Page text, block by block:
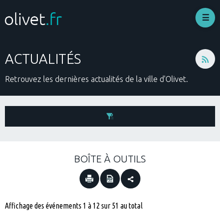
contenu
principal
ACTUALITÉS
Retrouvez les dernières actualités de la ville d'Olivet.
Date de publication:
BOÎTE À OUTILS
Affichage des événements 1 à 12 sur 51 au total